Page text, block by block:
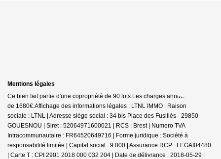
Mentions légales
Ce bien fait partie d'une copropriété de 90 lots.Les charges annuelles sont
de 1680€.Affichage des informations légales : LTNL IMMO | Raison
sociale : LTNL | Adresse siège social : 34 bis Place des Fusillés - 29850
GOUESNOU | Siret : 52064971600021 | RCS : Brest | Numero TVA
Intracommunautaire : FR64520649716 | Forme juridique : Société à
responsabilité limitée | Capital social : 9 000 | Assurance RCP : LEGAI04480
| Carte T : CPI 2901 2018 000 032 204 | Date de délivrance : 2018-05-29 |